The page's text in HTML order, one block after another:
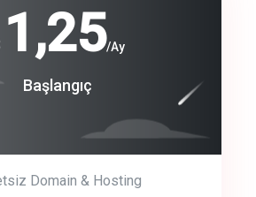
1,25/Ay
Başlangıç
Domain & Hosting
Free
Basic